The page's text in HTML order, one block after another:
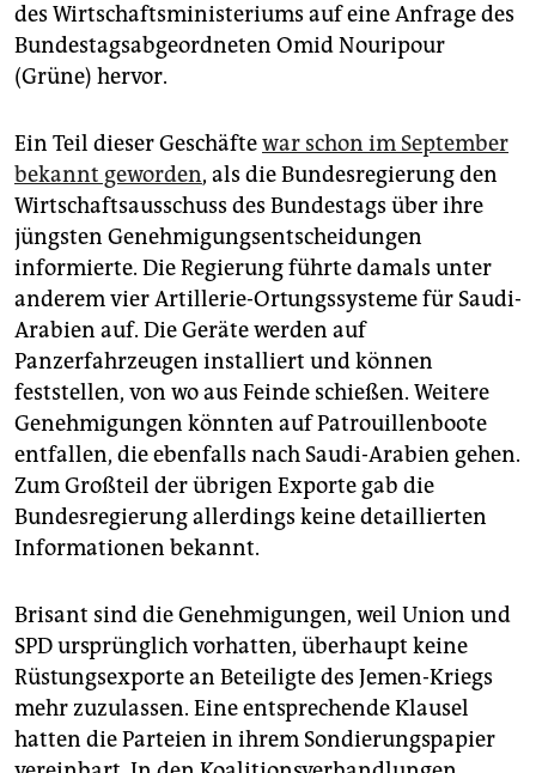
des Wirtschaftsministeriums auf eine Anfrage des
Bundestagsabgeordneten Omid Nouripour
(Grüne) hervor.
Ein Teil dieser Geschäftewar schon im September
bekannt geworden, als die Bundesregierung den
Wirtschaftsausschuss des Bundestags über ihre
jüngsten Genehmigungsentscheidungen
informierte. Die Regierung führte damals unter
anderem vier Artillerie-Ortungssysteme für Saudi-
Arabien auf. Die Geräte werden auf
Panzerfahrzeugen installiert und können
feststellen, von wo aus Feinde schießen. Weitere
Genehmigungen könnten auf Patrouillenboote
entfallen, die ebenfalls nach Saudi-Arabien gehen.
Zum Großteil der übrigen Exporte gab die
Bundesregierung allerdings keine detaillierten
Informationen bekannt.
Brisant sind die Genehmigungen, weil Union und
SPD ursprünglich vorhatten, überhaupt keine
Rüstungsexporte an Beteiligte des Jemen-Kriegs
mehr zuzulassen. Eine entsprechende Klausel
hatten die Parteien in ihrem Sondierungspapier